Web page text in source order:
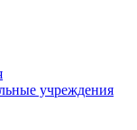
учреждения